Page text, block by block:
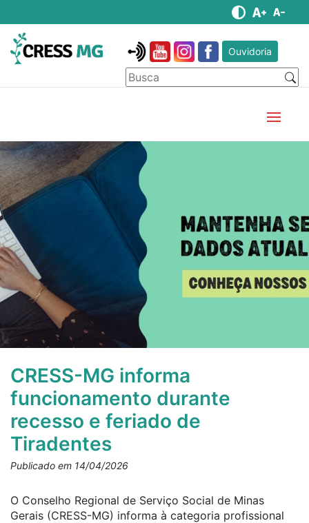
Ouvidoria
CRESS-MG informa
funcionamento durante
recesso e feriado de
Tiradentes
Publicado em 14/04/2026
O Conselho Regional de Serviço Social de Minas
Gerais (CRESS-MG) informa à categoria profissional